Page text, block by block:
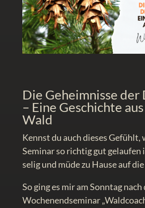
Die Geheimnisse der
– Eine Geschichte
Wald
Kennst du auch dieses Gefühlt,
Seminar so richtig gut gelaufen
selig und müde zu Hause auf
So ging es mir am Sonntag nach
Wochenendseminar